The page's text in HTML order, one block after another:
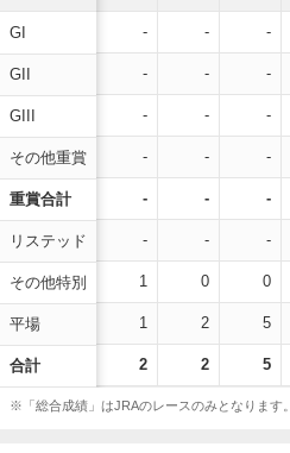
GI
GII
GIII
その他重賞
重賞合計
リステッド
その他特別
平場
合計
- - -
- - -
- - -
- - -
- - -
- - -
1 0 0
1 2 5
2 2 5
※「総合成績」はJRAのレースのみとなります。